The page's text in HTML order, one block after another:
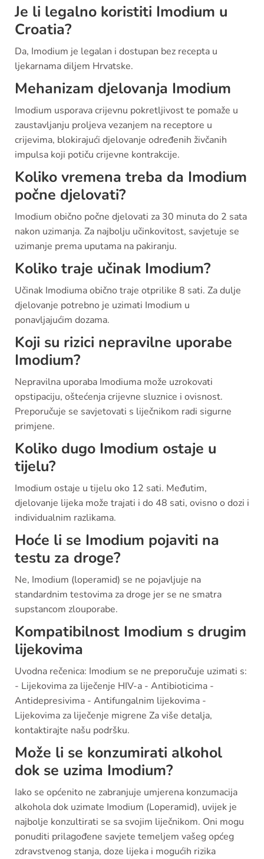
Je li legalno koristiti Imodium u
Croatia?
Da, Imodium je legalan i dostupan bez recepta u
ljekarnama diljem Hrvatske.
Mehanizam djelovanja Imodium
Imodium usporava crijevnu pokretljivost te pomaže u
zaustavljanju proljeva vezanjem na receptore u
crijevima, blokirajući djelovanje određenih živčanih
impulsa koji potiču crijevne kontrakcije.
Koliko vremena treba da Imodium
počne djelovati?
Imodium obično počne djelovati za 30 minuta do 2 sata
nakon uzimanja. Za najbolju učinkovitost, savjetuje se
uzimanje prema uputama na pakiranju.
Koliko traje učinak Imodium?
Učinak Imodiuma obično traje otprilike 8 sati. Za dulje
djelovanje potrebno je uzimati Imodium u
ponavljajućim dozama.
Koji su rizici nepravilne uporabe
Imodium?
Nepravilna uporaba Imodiuma može uzrokovati
opstipaciju, oštećenja crijevne sluznice i ovisnost.
Preporučuje se savjetovati s liječnikom radi sigurne
primjene.
Koliko dugo Imodium ostaje u
tijelu?
Imodium ostaje u tijelu oko 12 sati. Međutim,
djelovanje lijeka može trajati i do 48 sati, ovisno o dozi i
individualnim razlikama.
Hoće li se Imodium pojaviti na
testu za droge?
Ne, Imodium (loperamid) se ne pojavljuje na
standardnim testovima za droge jer se ne smatra
supstancom zlouporabe.
Kompatibilnost Imodium s drugim
lijekovima
Uvodna rečenica: Imodium se ne preporučuje uzimati s:
- Lijekovima za liječenje HIV-a - Antibioticima -
Antidepresivima - Antifungalnim lijekovima -
Lijekovima za liječenje migrene Za više detalja,
kontaktirajte našu podršku.
Može li se konzumirati alkohol
dok se uzima Imodium?
Iako se općenito ne zabranjuje umjerena konzumacija
alkohola dok uzimate Imodium (Loperamid), uvijek je
najbolje konzultirati se sa svojim liječnikom. Oni mogu
ponuditi prilagođene savjete temeljem vašeg općeg
zdravstvenog stanja, doze lijeka i mogućih rizika